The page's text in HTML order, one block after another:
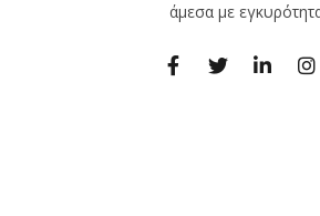
άμεσα με